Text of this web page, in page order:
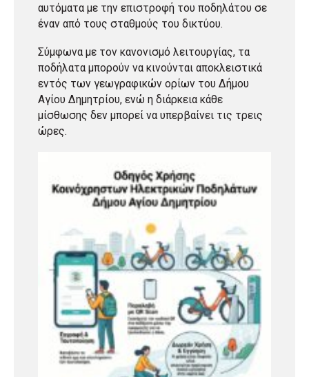
αυτόματα με την επιστροφή του ποδηλάτου σε
έναν από τους σταθμούς του δικτύου.
Σύμφωνα με τον κανονισμό λειτουργίας, τα
ποδήλατα μπορούν να κινούνται αποκλειστικά
εντός των γεωγραφικών ορίων του Δήμου
Αγίου Δημητρίου, ενώ η διάρκεια κάθε
μίσθωσης δεν μπορεί να υπερβαίνει τις τρεις
ώρες.